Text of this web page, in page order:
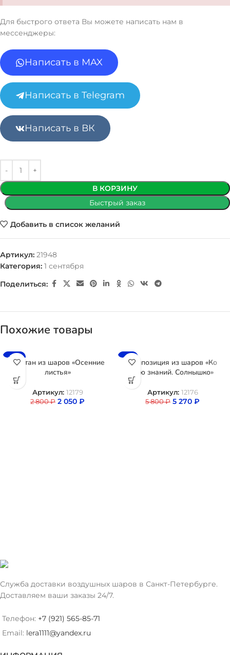
Для быстрого ответа Вы можете написать нам в
мессенджеры:
Написать в MAX
Написать в Telegram
Написать в ВК
В КОРЗИНУ
Быстрый заказ
Добавить в список желаний
Артикул: 21948
Категория: 1 сентября
Поделиться:
Похожие товары
-27%
Фонтан из шаров «Осенние
листья»
Артикул: 12179
2 800₽ 2 050 ₽
-9%
Композиция из шаров «Ко
дню знаний. Солнышко»
Артикул: 12176
5 800₽ 5 270 ₽
Служба доставки воздушных шаров в Санкт-Петербурге.
Доставляем ваши заказы 24/7.
Телефон: +7 (921) 565-85-71
Email: lera1111@yandex.ru